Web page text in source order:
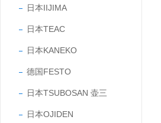
日本IIJIMA
日本TEAC
日本KANEKO
德国FESTO
日本TSUBOSAN 壶三
日本OJIDEN